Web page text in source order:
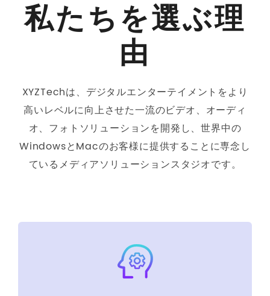
私たちを選ぶ理
由
XYZTechは、デジタルエンターテイメントをより
高いレベルに向上させた一流のビデオ、オーディ
オ、フォトソリューションを開発し、世界中の
WindowsとMacのお客様に提供することに専念し
ているメディアソリューションスタジオです。